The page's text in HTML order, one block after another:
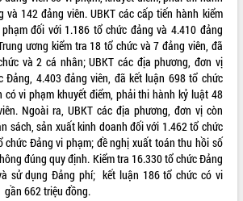
miễn phí
Pui
thường kỳ
Mẹ Việt
chương
nhiệm
dân
nội dung
142 đảng viên. UBKT các cấp tiến hành kiểm
đối với 1.186 tổ chức đảng và 4.410 đảng
ương kiểm tra 18 tổ chức và 7 đảng viên, đã
và 2 cá nhân; UBKT các địa phương, đơn vị
Đảng, 4.403 đảng viên, đã kết luận 698 tổ chức
có vi phạm khuyết điểm, phải thi hành kỷ luật 48
Ngoài ra, UBKT các địa phương, đơn vị còn
sách, sản xuất kinh doanh đối với 1.462 tổ chức
chức Đảng vi phạm; đề nghị xuất toán thu hồi số
đúng quy định. Kiểm tra 16.330 tổ chức Đảng
sử dụng Đảng phí; kết luận 186 tổ chức có vi
662 triệu đồng.